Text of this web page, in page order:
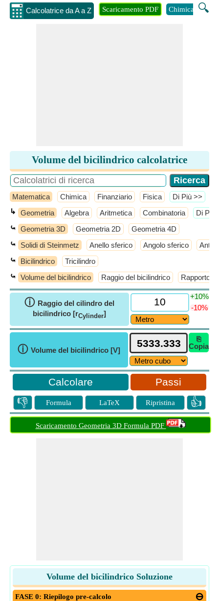
Calcolatrice da A a Z 🔍
Scaricamento PDF Chimica
Volume del bicilindrico calcolatrice
Matematica Chimica Finanziario Fisica ​Di Più >>
↳ Geometria Algebra Aritmetica Combinatoria ​Di Più
⤿ Geometria 3D Geometria 2D Geometria 4D
⤿ Solidi di Steinmetz Anello sferico Angolo sferico
⤿ Bicilindrico Tricilindro
⤿ Volume del bicilindrico Raggio del bicilindrico Rapporto
ⓘ Raggio del cilindro del
bicilindrico [rCylinder]
+10%
-10%
ⓘ Volume del bicilindrico [V]
⎘
Copia
Passi
👎 Formula LaTeX Ripristina 👍
Scaricamento Geometria 3D Formula PDF
Volume del bicilindrico Soluzione
FASE 0: Riepilogo pre-calcolo